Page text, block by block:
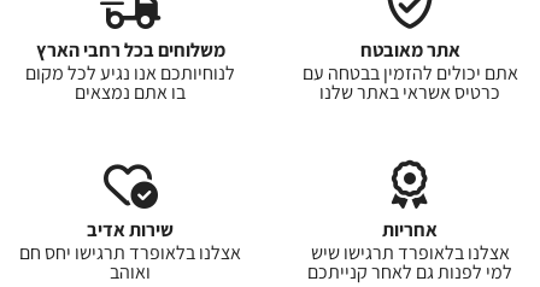
אתר מאובטח
אתם יכולים להזמין בבטחה עם
כרטיס אשראי באתר שלנו
משלוחים בכל רחבי הארץ
לנוחיותכם אנו נגיע לכל מקום
בו אתם נמצאים
אחריות
אצלנו בלאופרד תרגישו שיש
למי לפנות גם לאחר קנייתכם
שירות אדיב
אצלנו בלאופרד תרגישו יחס חם
ואוהב